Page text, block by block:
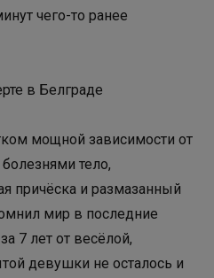
чего-то ранее
мощной зависимости от
тело,
причёска и размазанный
мир в последние
7 лет от весёлой,
девушки не осталось и